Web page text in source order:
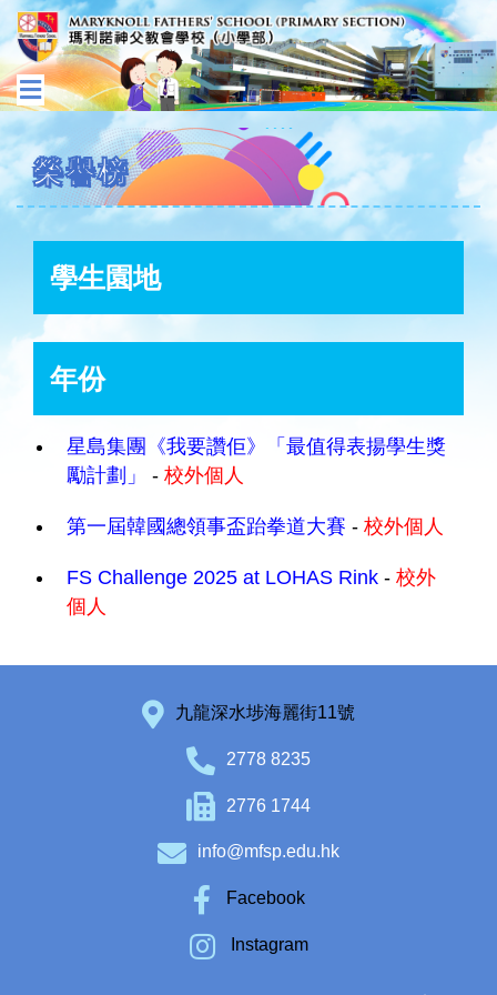
榮譽榜
學生園地
年份
星島集團《我要讚佢》「最值得表揚學生獎
勵計劃」
- 校外個人
第一屆韓國總領事盃跆拳道大賽 - 校外個人
FS Challenge 2025 at LOHAS Rink - 校外
個人
九龍深水埗海麗街11號
2778 8235
2776 1744
info@mfsp.edu.hk
Facebook
Instagram